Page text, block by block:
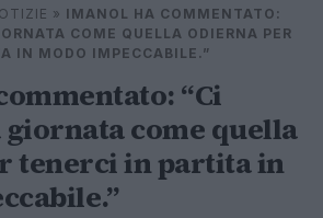
⌕
» IMANOL HA COMMENTATO:
COME QUELLA ODIERNA PER
IN MODO IMPECCABILE.”
“Ci
come quella
tenerci in partita in